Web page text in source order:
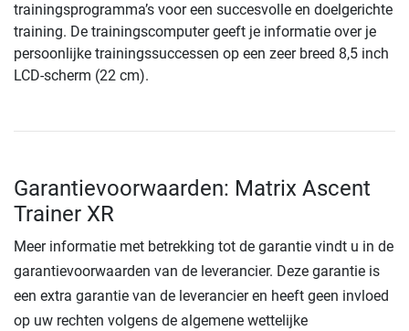
trainingsprogramma’s voor een succesvolle en doelgerichte
training. De trainingscomputer geeft je informatie over je
persoonlijke trainingssuccessen op een zeer breed 8,5 inch
LCD-scherm (22 cm).
Garantievoorwaarden: Matrix Ascent
Trainer XR
Meer informatie met betrekking tot de garantie vindt u in de
garantievoorwaarden van de leverancier. Deze garantie is
een extra garantie van de leverancier en heeft geen invloed
op uw rechten volgens de algemene wettelijke